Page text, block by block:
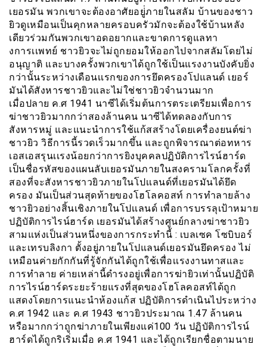
เยอรมัน พวกเขาจะต้องอาศัยอยู่่ภายในสลัม บ้านของชาว
ยิวดูเหมือนเป็นคุกหลายครอบครัวมักจะต้องใช้บ้านหลัง
เดียวร่วมกันพวกเขาอดอยากและขาดการดูแลทา
งการเเพทย์ ชาวยิวจะไม่ถูกยอมให้ออกไปจากสลัมโดยไม่
อนุญาติ และบางครั้งพวกเขาได้ถูกใช้เป็นแรงงานบังคับยิ่ง
กว่านั้นระหว่างเดือนเเรกของการยึดครองโปแลนด์ เยอร์
มันได้สังหารชาวยิวและไม่ใช่ชาวยิวจำนวนมาก
เมื่อปลาย ค.ศ 1941 นาซีได้เริ่มต้นการตระเตรียมเพื่อการ
ฆ่าชาวยิวมากกว่าสองล้านคน นาซีได้ทดลองกับการ
สังหารหมู่ และแนะนำการใช้แก้สสร้างโดยเครื่องยนต์ฆ่า
ชาวยิว วิธีการนี้รวดเร็วมากขึ้น และถูกพิจารณาต่อทหาร
เอสเอสรุนเเรงน้อยกว่าการยิงบุคคลปฏิบัติการไรน์ฮาร์ด
เป็นชื่อรหัสของแผนลับเยอรมันภายในสงครามโลกครั้งที่
สองที่จะสังหารชาวยิวภายในโปเเลนด์ที่เยอรมันได้ยึด
ครอง มันเป็นส่วนสุดท้ายของโฮโลคอสท์ การทำลายล้าง
ชาวยิวอย่างสิ้นเชิงภายในโปเเลนด์ เพื่อการบรรลุเป้าหมาย
ปฏิบัติการไรน์ฮาร์ด เยอรมันได้สร้างศูนย์กลางฆ่าชาวยิว
สามแห่งเป็นส่วนหนึ่งของการกระทำนี้ : เบลเซค โซบิบอร์
และเทรบลิงกา ตั้งอยู่ภายในโปแลนด์เยอรมันยึดครอง ไม่
เหมือนค่ายกักกันที่รู้จักกันได้ถูกใช้เพื่อเเรงงานทาสและ
การทำลาย ค่ายเหล่านี้ดำรงอยู่เพื่อการฆ่ายิวเท่านั้นปฏิบัติ
การไรน์ฮาร์ดระยะร้ายแรงที่สุดของโฮโลคอสท์ได้ถูก
แสดงโดยการแนะนำห้องแก้ส ปฏิบัติการดำเนินไประหว่าง
ค.ศ 1942 และ ค.ศ 1943 ชาวยิวประมาณ 1.47 ล้านคน
หรือมากกว่าถูกฆ่าภายในเพียงแค่100 วัน ปฏิบัติการไรน์
ฮาร์ดได้ถูกริเริ่มเมื่อ ค.ศ 1941 และได้ถูกเรียกชื่อตามนาย